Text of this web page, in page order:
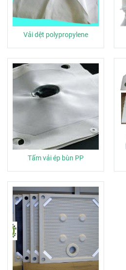
Vải dệt polypropylene
Tấm vải ép bùn PP